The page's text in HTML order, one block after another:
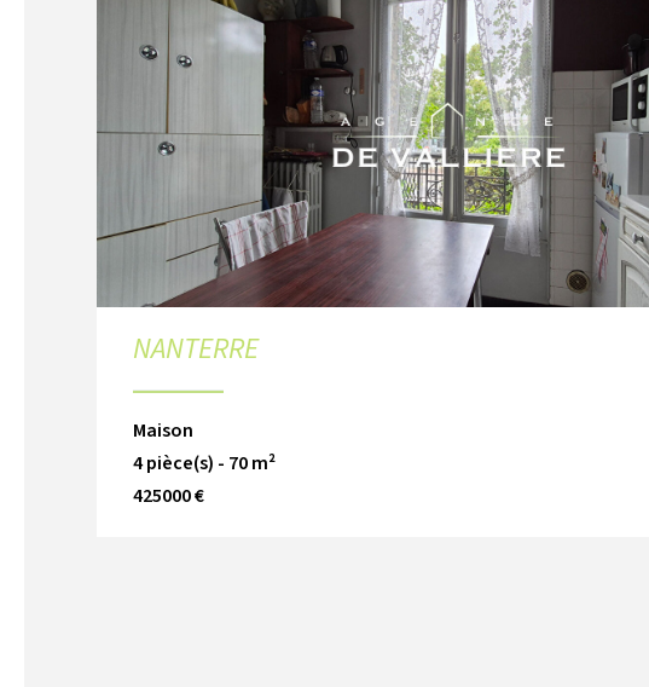
NANTERRE
Maison
4 pièce(s) - 70 m²
425000 €